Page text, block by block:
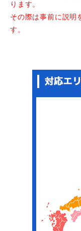
ります。
その際は事前に説明
す。